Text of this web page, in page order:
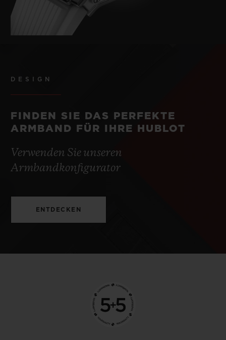
DESIGN
FINDEN SIE DAS PERFEKTE
ARMBAND FÜR IHRE HUBLOT
Verwenden Sie unseren
Armbandkonfigurator
ENTDECKEN